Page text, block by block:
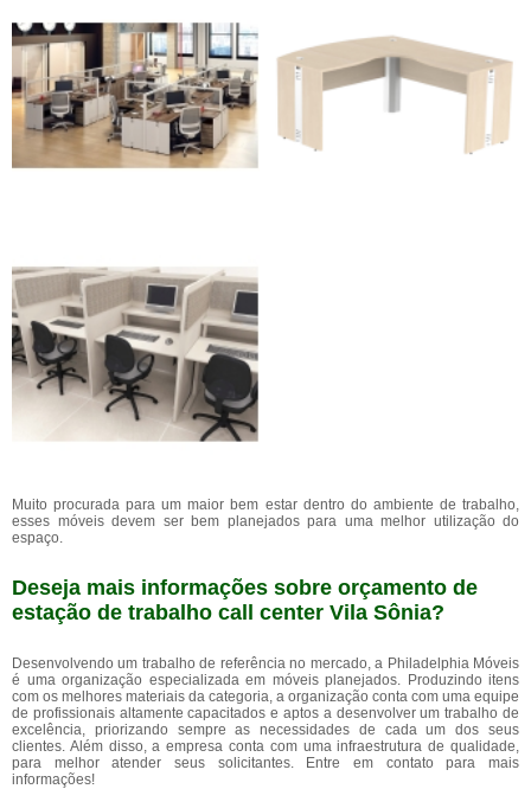
Muito procurada para um maior bem estar dentro do ambiente de trabalho,
esses móveis devem ser bem planejados para uma melhor utilização do
espaço.
Deseja mais informações sobre orçamento de
estação de trabalho call center Vila Sônia?
Desenvolvendo um trabalho de referência no mercado, a Philadelphia Móveis
é uma organização especializada em móveis planejados. Produzindo itens
com os melhores materiais da categoria, a organização conta com uma equipe
de profissionais altamente capacitados e aptos a desenvolver um trabalho de
excelência, priorizando sempre as necessidades de cada um dos seus
clientes. Além disso, a empresa conta com uma infraestrutura de qualidade,
para melhor atender seus solicitantes. Entre em contato para mais
informações!